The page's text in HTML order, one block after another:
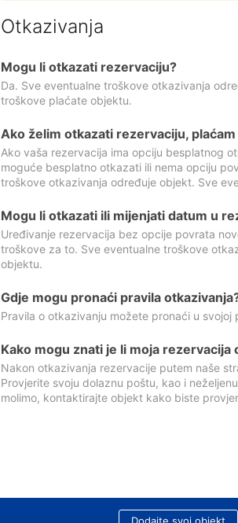
Otkazivanja
Mogu li otkazati rezervaciju?
Da. Sve eventualne troškove otkazivanja
troškove plaćate objektu.
Ako želim otkazati rezervaciju,
Ako vaša rezervacija ima opciju besplatnog
moguće besplatno otkazati ili nema opciju
troškove otkazivanja određuje objekt. Sve
Mogu li otkazati ili mijenjati datum u
Uređivanje rezervacija bez opcije povrata
troškove za to. Sve eventualne troškove
objektu.
Gdje mogu pronaći pravila
Pravila o otkazivanju možete pronaći u svojoj
Kako mogu znati je li moja rezervacija
Nakon otkazivanja rezervacije putem naše
Provjerite svoju dolaznu poštu, kao i
molimo, kontaktirajte objekt kako biste